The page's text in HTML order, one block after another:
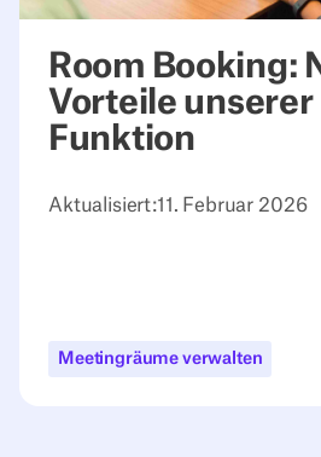
Room Booking:
Vorteile unserer
Funktion
Aktualisiert:11. Februar 2026
Meetingräume verwalten